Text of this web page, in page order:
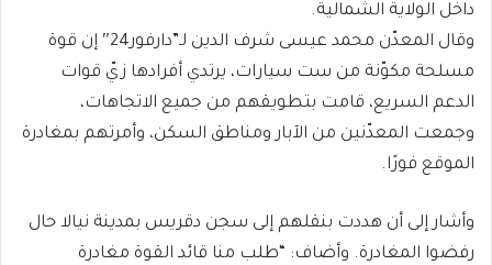
داخل الولاية الشمالية.
وقال المعدّن محمد عيسى شرف الدين لـ”دارفور24″ إن قوة
مسلحة مكوّنة من ست سيارات، يرتدي أفرادها زيّ قوات
الدعم السريع، قامت بتطويقهم من جميع الاتجاهات،
وجمعت المعدّنين من الآبار ومناطق السكن، وأمرتهم بمغادرة
الموقع فورًا.
وأشار إلى أن هددت بنقلهم إلى سجن دقريس بمدينة نيالا حال
رفضوا المغادرة. وأضاف: “طلب منا قائد القوة مغادرة